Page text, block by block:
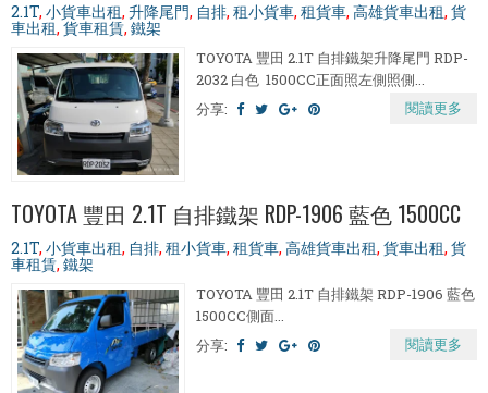
2.1T, 小貨車出租, 升降尾門, 自排, 租小貨車, 租貨車, 高雄貨車出租, 貨
車出租,貨車租賃, 鐵架
TOYOTA 豐田 2.1T 自排鐵架升降尾門 RDP-
2032 白色 1500CC正面照左側照側...
分享:
閱讀更多
TOYOTA 豐田 2.1T 自排鐵架 RDP-1906 藍色 1500CC
2.1T, 小貨車出租, 自排, 租小貨車, 租貨車, 高雄貨車出租, 貨車出租, 貨
車租賃,鐵架
TOYOTA 豐田 2.1T 自排鐵架 RDP-1906 藍色
1500CC側面...
分享:
閱讀更多